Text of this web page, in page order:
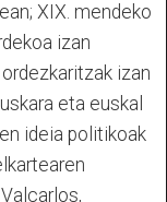
XIX. mendeko
izan
izan
eta euskal
ideia politikoak